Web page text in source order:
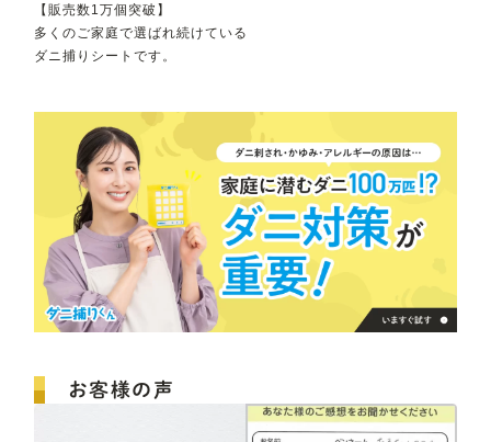
【販売数1万個突破】
多くのご家庭で選ばれ続けている
ダニ捕りシートです。
お客様の声